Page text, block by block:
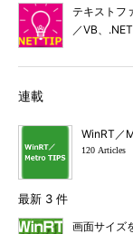
テキストフ
／VB、
連載
WinRT／
120 Articles
最新 3 件
画面サイズ